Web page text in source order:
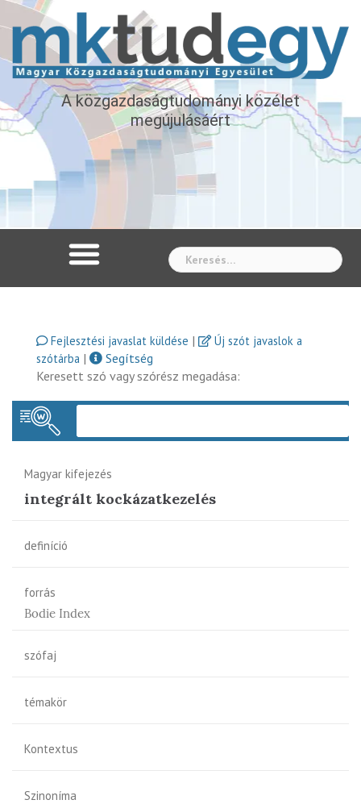
A közgazdaságtudományi közélet
megújulásáért
Fejlesztési javaslat küldése |
Új szót javaslok a
szótárba |
Segítség
Keresett szó vagy szórész megadása:
Magyar kifejezés
integrált kockázatkezelés
definíció
forrás
Bodie Index
szófaj
témakör
Kontextus
Szinoníma